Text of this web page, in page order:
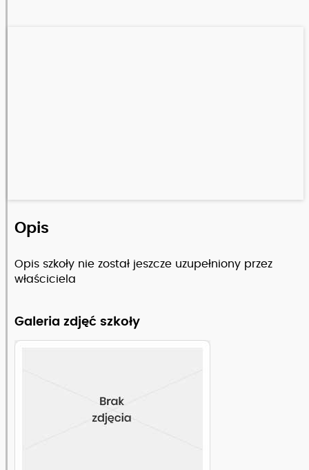
Opis
Opis szkoły nie został jeszcze uzupełniony przez
właściciela
Zobacz pełny opis szkoły
Galeria zdjęć szkoły